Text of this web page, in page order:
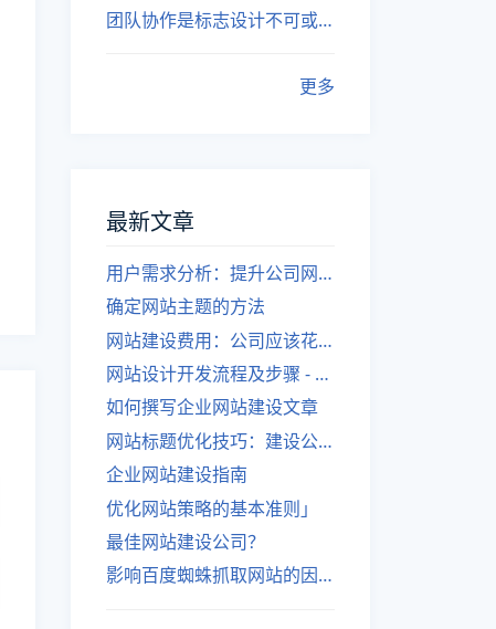
团队协作是标志设计不可或缺的一部分
更多
最新文章
用户需求分析：提升公司网站建设效果
确定网站主题的方法
网站建设费用：公司应该花费多少？
网站设计开发流程及步骤 - 优化后的标题
如何撰写企业网站建设文章
网站标题优化技巧：建设公司的专业指导
企业网站建设指南
优化网站策略的基本准则」
最佳网站建设公司？
影响百度蜘蛛抓取网站的因素有哪些？